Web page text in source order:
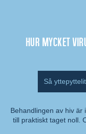
Hur mycket
Så
Kommentar:
Behandlingen av hiv är
till praktiskt taget noll.